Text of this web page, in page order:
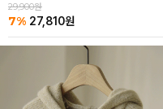
29,900원
7% 27,810원